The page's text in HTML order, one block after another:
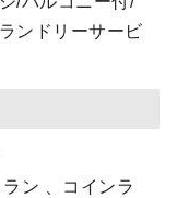
ンドリーサービ
ン 、コインラ